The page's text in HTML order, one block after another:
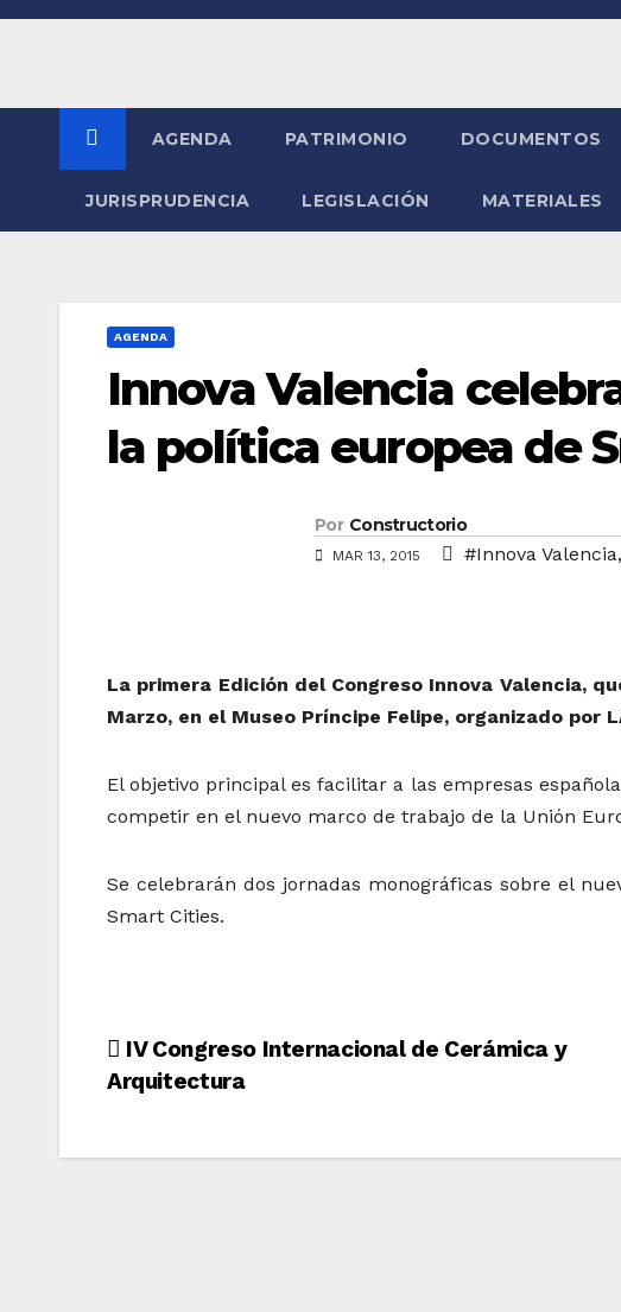
Saltar
AGENDA PATRIMONIO DOCUMENTOS
JURISPRUDENCIA LEGISLACIÓN MATERIALES
AGENDA
Innova Valencia
la política europea de
Por Constructorio
MAR 13, 2015 #Innova Valencia,
La primera Edición del Congreso Innova Valencia,
Marzo, en el Museo Príncipe Felipe, organizado por
El objetivo principal es facilitar a las empresas
competir en el nuevo marco de trabajo de la Unión
Se celebrarán dos jornadas monográficas sobre el
Smart Cities.
Navegación
de
entradas
IV Congreso Internacional de Cerámica y
Arquitectura